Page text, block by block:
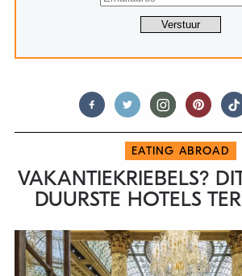
EATING ABROAD
VAKANTIEKRIEBELS?
DUURSTE HOTELS